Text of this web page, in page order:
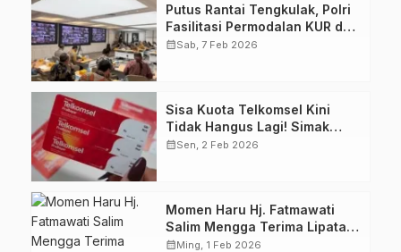
Putus Rantai Tengkulak, Polri
Fasilitasi Permodalan KUR dan
Penyerapan Bulog bagi Petani
calendar_monthSab, 7 Feb 2026
Sisa Kuota Telkomsel Kini
Tidak Hangus Lagi! Simak
Syarat dan Cara
calendar_monthSen, 2 Feb 2026
Momen Haru Hj. Fatmawati
Salim Mengga Terima Lipatan
Merah Putih Usai Upacara
calendar_monthMing, 1 Feb 2026